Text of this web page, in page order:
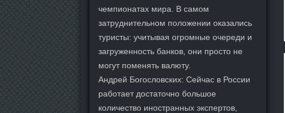
чемпионатах мира. В самом
затруднительном положении оказались
туристы: учитывая огромные очереди и
загруженность банков, они просто не
могут поменять валюту.
Андрей Богословских: Сейчас в России
работает достаточно большое
количество иностранных экспертов,